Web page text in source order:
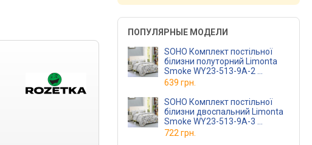
ПОПУЛЯРНЫЕ МОДЕЛИ
SOHO Комплект постільної
білизни полуторний Limonta
Smoke WY23-513-9A-2
(WY23-513-9A-2)
639 грн.
SOHO Комплект постільної
білизни двоспальний Limonta
Smoke WY23-513-9A-3
(WY23-513-9A-3)
722 грн.